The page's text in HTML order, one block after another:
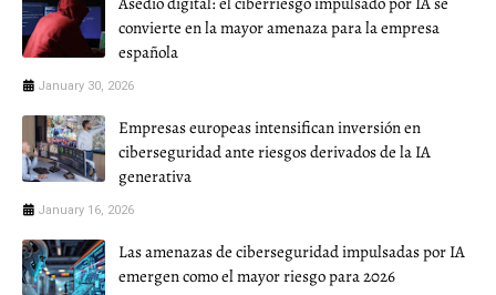
convierte en la mayor amenaza para la empresa
española
January 30, 2026
Empresas europeas intensifican inversión en
ciberseguridad ante riesgos derivados de la IA
generativa
January 16, 2026
Las amenazas de ciberseguridad impulsadas por IA
emergen como el mayor riesgo para 2026